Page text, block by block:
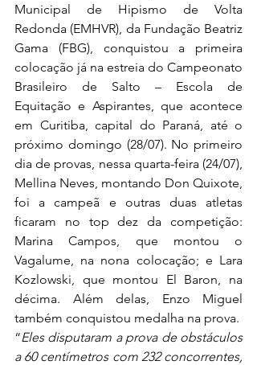
Municipal de Hipismo de Volta
Redonda (EMHVR), da Fundação Beatriz
Gama (FBG), conquistou a primeira
colocação já na estreia do Campeonato
Brasileiro de Salto – Escola de
Equitação e Aspirantes, que acontece
em Curitiba, capital do Paraná, até o
próximo domingo (28/07). No primeiro
dia de provas, nessa quarta-feira (24/07),
Mellina Neves, montando Don Quixote,
foi a campeã e outras duas atletas
ficaram no top dez da competição:
Marina Campos, que montou o
Vagalume, na nona colocação; e Lara
Kozlowski, que montou El Baron, na
décima. Além delas, Enzo Miguel
também conquistou medalha na prova.
“Eles disputaram a prova de obstáculos
a 60 centímetros com 232 concorrentes,